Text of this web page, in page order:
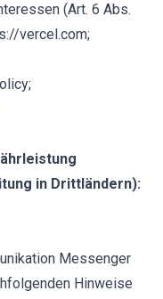
(Art. 6 Abs.
vercel.com;
;
in Drittländern):
Messenger
Hinweise